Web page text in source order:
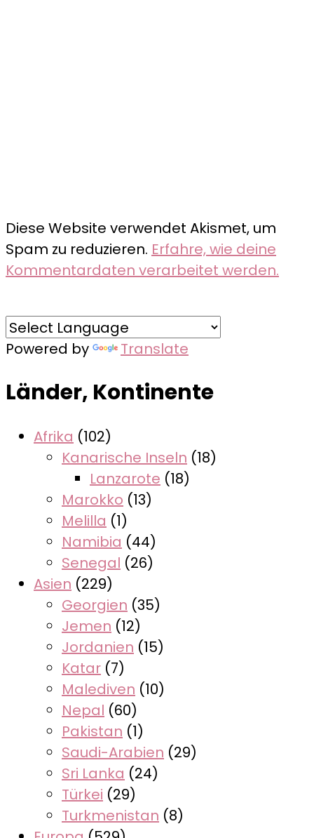
Diese Website verwendet Akismet, um
Spam zu reduzieren. Erfahre, wie deine
Kommentardaten verarbeitet werden.
Powered by Translate
Länder, Kontinente
Afrika (102)
Kanarische Inseln (18)
Lanzarote (18)
Marokko (13)
Melilla (1)
Namibia (44)
Senegal (26)
Asien (229)
Georgien (35)
Jemen (12)
Jordanien (15)
Katar (7)
Malediven (10)
Nepal (60)
Pakistan (1)
Saudi-Arabien (29)
Sri Lanka (24)
Türkei (29)
Turkmenistan (8)